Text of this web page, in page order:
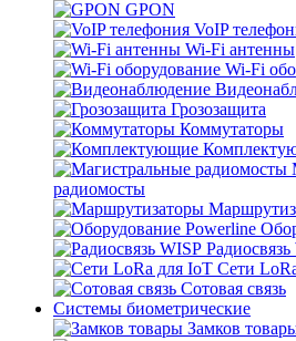
GPON
VoIP
Wi-Fi антенны
Wi-Fi
Грозозащита
Коммутаторы
радиомосты
Сети
Сотовая связь
Системы биометрические
Замков